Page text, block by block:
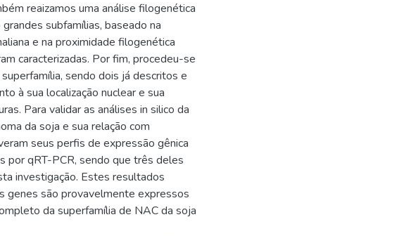
reaizamos uma análise filogenética
subfamílias, baseado na
e na proximidade filogenética
caracterizadas. Por fim, procedeu-se
sendo dois já descritos e
à sua localização nuclear e sua
Para validar as análises in silico da
da soja e sua relação com
seus perfis de expressão gênica
por qRT-PCR, sendo que três deles
investigação. Estes resultados
genes são provavelmente expressos
da superfamília de NAC da soja